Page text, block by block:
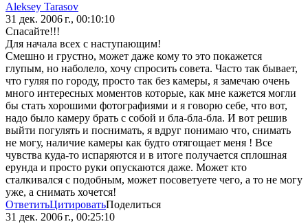
Aleksey Tarasov
31 дек. 2006 г., 00:10:10
Спасайте!!!
Для начала всех с наступающим!
Смешно и грустно, может даже кому то это покажется
глупым, но наболело, хочу спросить совета. Часто так бывает,
что гуляя по городу, просто так без камеры, я замечаю очень
много интересных моментов которые, как мне кажется могли
бы стать хорошими фотографиями и я говорю себе, что вот,
надо было камеру брать с собой и бла-бла-бла. И вот решив
выйти погулять и поснимать, я вдруг понимаю что, снимать
не могу, наличие камеры как будто отягощает меня ! Все
чувства куда-то испаряются и в итоге получается сплошная
ерунда и просто руки опускаются даже. Может кто
сталкивался с подобным, может посоветуете чего, а то не могу
уже, а снимать хочется!
ОтветитьЦитироватьПоделиться
31 дек. 2006 г., 00:25:10